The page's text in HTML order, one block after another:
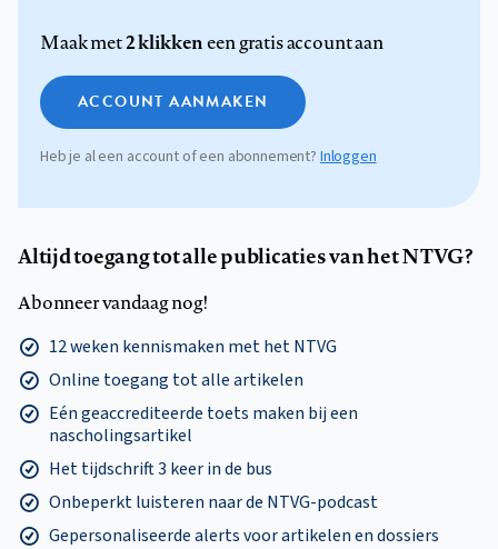
Maak met2 klikkeneen gratis account aan
ACCOUNT AANMAKEN
Heb je al een account of een abonnement? Inloggen
Altijd toegang tot alle publicaties van het NTVG?
Abonneer vandaag nog!
12 weken kennismaken met het NTVG
Online toegang tot alle artikelen
Eén geaccrediteerde toets maken bij een
nascholingsartikel
Het tijdschrift 3 keer in de bus
Onbeperkt luisteren naar de NTVG-podcast
Gepersonaliseerde alerts voor artikelen en dossiers